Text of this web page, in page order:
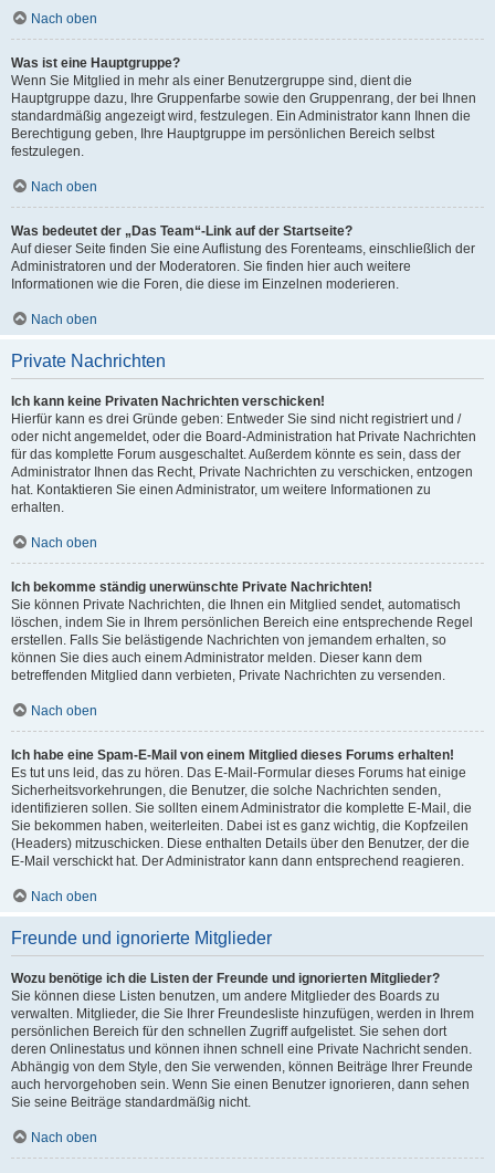
Nach oben
Was ist eine Hauptgruppe?
Wenn Sie Mitglied in mehr als einer Benutzergruppe sind, dient die
Hauptgruppe dazu, Ihre Gruppenfarbe sowie den Gruppenrang, der bei Ihnen
standardmäßig angezeigt wird, festzulegen. Ein Administrator kann Ihnen die
Berechtigung geben, Ihre Hauptgruppe im persönlichen Bereich selbst
festzulegen.
Nach oben
Was bedeutet der „Das Team“-Link auf der Startseite?
Auf dieser Seite finden Sie eine Auflistung des Forenteams, einschließlich der
Administratoren und der Moderatoren. Sie finden hier auch weitere
Informationen wie die Foren, die diese im Einzelnen moderieren.
Nach oben
Private Nachrichten
Ich kann keine Privaten Nachrichten verschicken!
Hierfür kann es drei Gründe geben: Entweder Sie sind nicht registriert und /
oder nicht angemeldet, oder die Board-Administration hat Private Nachrichten
für das komplette Forum ausgeschaltet. Außerdem könnte es sein, dass der
Administrator Ihnen das Recht, Private Nachrichten zu verschicken, entzogen
hat. Kontaktieren Sie einen Administrator, um weitere Informationen zu
erhalten.
Nach oben
Ich bekomme ständig unerwünschte Private Nachrichten!
Sie können Private Nachrichten, die Ihnen ein Mitglied sendet, automatisch
löschen, indem Sie in Ihrem persönlichen Bereich eine entsprechende Regel
erstellen. Falls Sie belästigende Nachrichten von jemandem erhalten, so
können Sie dies auch einem Administrator melden. Dieser kann dem
betreffenden Mitglied dann verbieten, Private Nachrichten zu versenden.
Nach oben
Ich habe eine Spam-E-Mail von einem Mitglied dieses Forums erhalten!
Es tut uns leid, das zu hören. Das E-Mail-Formular dieses Forums hat einige
Sicherheitsvorkehrungen, die Benutzer, die solche Nachrichten senden,
identifizieren sollen. Sie sollten einem Administrator die komplette E-Mail, die
Sie bekommen haben, weiterleiten. Dabei ist es ganz wichtig, die Kopfzeilen
(Headers) mitzuschicken. Diese enthalten Details über den Benutzer, der die
E-Mail verschickt hat. Der Administrator kann dann entsprechend reagieren.
Nach oben
Freunde und ignorierte Mitglieder
Wozu benötige ich die Listen der Freunde und ignorierten Mitglieder?
Sie können diese Listen benutzen, um andere Mitglieder des Boards zu
verwalten. Mitglieder, die Sie Ihrer Freundesliste hinzufügen, werden in Ihrem
persönlichen Bereich für den schnellen Zugriff aufgelistet. Sie sehen dort
deren Onlinestatus und können ihnen schnell eine Private Nachricht senden.
Abhängig von dem Style, den Sie verwenden, können Beiträge Ihrer Freunde
auch hervorgehoben sein. Wenn Sie einen Benutzer ignorieren, dann sehen
Sie seine Beiträge standardmäßig nicht.
Nach oben